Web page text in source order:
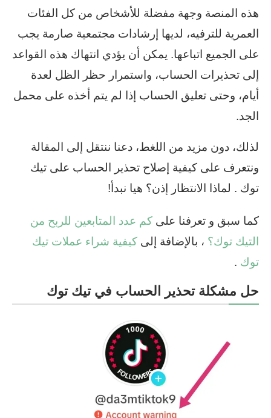
هذه المنصة وجهة مفضلة للأشخاص من كل الفئات
العمرية للترفيه، لديها إرشادات مجتمعية صارمة يجب
على الجميع اتباعها. يمكن أن يؤدي انتهاك هذه القواعد
إلى تحذيرات الحساب، واستمرار حظر الظل لعدة
أيام، وحتى تعليق الحساب إذا لم يتم أخذه على محمل
الجد.
لذلك، دون مزيد من اللغط، دعنا ننتقل إلى المقالة
ونتعرف على كيفية إصلاح تحذير الحساب على تيك
توك . لماذا الانتظار إذن؟ هيا نبدأ!
كما سبق و تعرفنا على كم عدد المتابعين للربح من
التيك توك؟ ، بالإضافة إلى كيفية شراء عملات تيك
توك .
حل مشكلة تحذير الحساب في تيك توك